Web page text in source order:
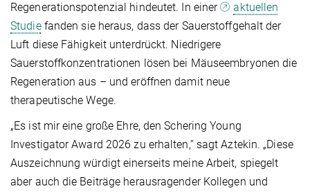
Regenerationspotenzial hindeutet. In einer
aktuellen
Studiefanden sie heraus, dass der Sauerstoffgehalt der
Luft diese Fähigkeit unterdrückt. Niedrigere
Sauerstoffkonzentrationen lösen bei Mäuseembryonen die
Regeneration aus – und eröffnen damit neue
therapeutische Wege.
„Es ist mir eine große Ehre, den Schering Young
Investigator Award 2026 zu erhalten,“ sagt Aztekin. „Diese
Auszeichnung würdigt einerseits meine Arbeit, spiegelt
aber auch die Beiträge herausragender Kollegen und